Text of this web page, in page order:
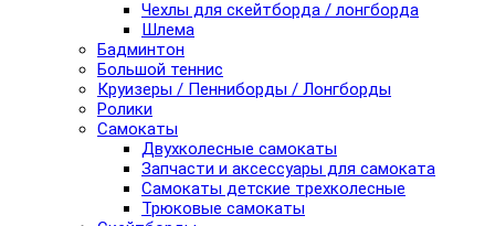
Чехлы для скейтборда / лонгборда
Шлема
Бадминтон
Большой теннис
Круизеры / Пенниборды / Лонгборды
Ролики
Самокаты
Двухколесные самокаты
Запчасти и аксессуары для самоката
Самокаты детские трехколесные
Трюковые самокаты